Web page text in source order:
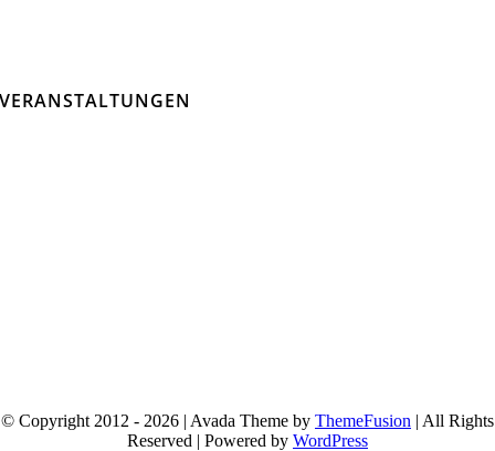
VERANSTALTUNGEN
© Copyright 2012 - 2026 | Avada Theme by ThemeFusion | All Rights
Reserved | Powered by WordPress